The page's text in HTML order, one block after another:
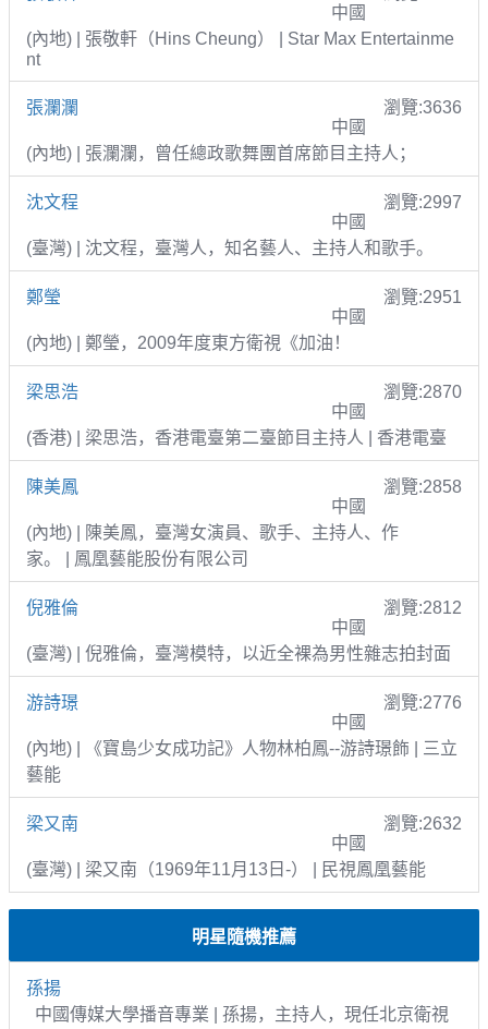
中國
(內地) | 張敬軒（Hins Cheung） | Star Max Entertainme
nt
張瀾瀾
瀏覽:3636
中國
(內地) | 張瀾瀾，曾任總政歌舞團首席節目主持人；
沈文程
瀏覽:2997
中國
(臺灣) | 沈文程，臺灣人，知名藝人、主持人和歌手。
鄭瑩
瀏覽:2951
中國
(內地) | 鄭瑩，2009年度東方衛視《加油！
梁思浩
瀏覽:2870
中國
(香港) | 梁思浩，香港電臺第二臺節目主持人 | 香港電臺
陳美鳳
瀏覽:2858
中國
(內地) | 陳美鳳，臺灣女演員、歌手、主持人、作
家。 | 鳳凰藝能股份有限公司
倪雅倫
瀏覽:2812
中國
(臺灣) | 倪雅倫，臺灣模特，以近全裸為男性雜志拍封面
游詩璟
瀏覽:2776
中國
(內地) | 《寶島少女成功記》人物林柏鳳--游詩璟飾 | 三立
藝能
梁又南
瀏覽:2632
中國
(臺灣) | 梁又南（1969年11月13日-） | 民視鳳凰藝能
明星隨機推薦
孫揚
中國傳媒大學播音專業 | 孫揚，主持人，現任北京衛視